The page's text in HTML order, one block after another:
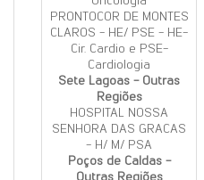
PRONTOCOR DE MONTES
CLAROS - HE/ PSE - HE-
Cir. Cardio e PSE-
Cardiologia
Sete Lagoas - Outras
Regiões
HOSPITAL NOSSA
SENHORA DAS GRACAS
- H/ M/ PSA
Poços de Caldas -
Outras Regiões